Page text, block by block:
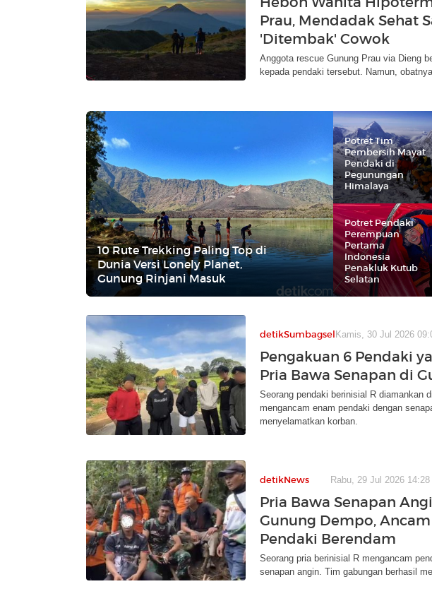
Prau, Mendadak Sehat
'Ditembak' Cowok
Anggota rescue Gunung Prau via Dieng
kepada pendaki tersebut. Namun,
10 Rute Trekking Paling Top di
Dunia Versi Lonely Planet,
Gunung Rinjani Masuk
Potret Tim
Pembersih Mayat
Pendaki di
Pegunungan
Himalaya
Potret Pendaki
Perempuan
Pertama
Indonesia
Penakluk Kutub
Selatan
detikSumbagselKamis, 30 Jul 2026
Pengakuan 6 Pendaki
Pria Bawa Senapan di
Seorang pendaki berinisial R diamankan
mengancam enam pendaki dengan
menyelamatkan korban.
detikNews Rabu, 29 Jul 2026 14:28
Pria Bawa Senapan
Gunung Dempo,
Pendaki Berendam
Seorang pria berinisial R mengancam
senapan angin. Tim gabungan berhasil